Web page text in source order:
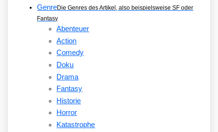
GenreDie Genres des Artikel, also beispielsweise SF oder
Fantasy
Abenteuer
Action
Comedy
Doku
Drama
Fantasy
Historie
Horror
Katastrophe